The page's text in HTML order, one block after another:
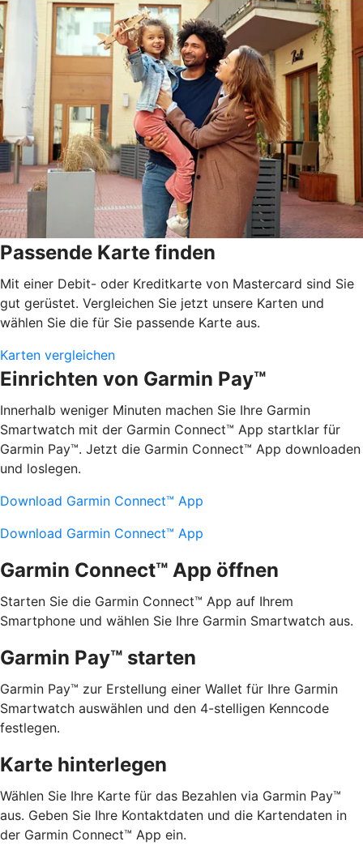
Passende Karte finden
Mit einer Debit- oder Kreditkarte von Mastercard sind Sie
gut gerüstet. Vergleichen Sie jetzt unsere Karten und
wählen Sie die für Sie passende Karte aus.
Karten vergleichen
Einrichten von Garmin Pay™
Innerhalb weniger Minuten machen Sie Ihre Garmin
Smartwatch mit der Garmin Connect™ App startklar für
Garmin Pay™. Jetzt die Garmin Connect™ App downloaden
und loslegen.
Download Garmin Connect™ App
Download Garmin Connect™ App
Garmin Connect™ App öffnen
Starten Sie die Garmin Connect™ App auf Ihrem
Smartphone und wählen Sie Ihre Garmin Smartwatch aus.
Garmin Pay™ starten
Garmin Pay™ zur Erstellung einer Wallet für Ihre Garmin
Smartwatch auswählen und den 4-stelligen Kenncode
festlegen.
Karte hinterlegen
Wählen Sie Ihre Karte für das Bezahlen via Garmin Pay™
aus. Geben Sie Ihre Kontaktdaten und die Kartendaten in
der Garmin Connect™ App ein.